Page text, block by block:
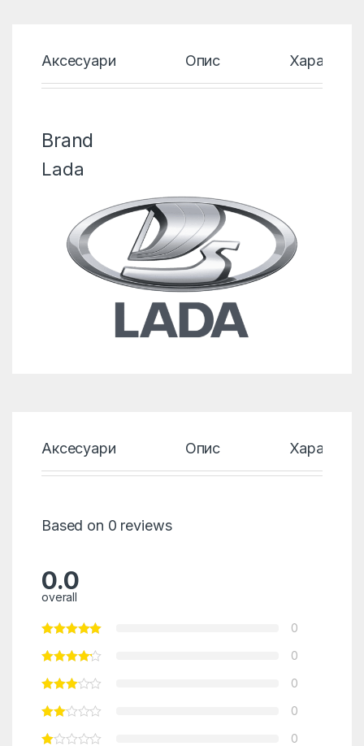
Аксесуари Опис
Brand
Lada
Аксесуари Опис
Based on 0 reviews
0.0
overall
0
0
0
0
0